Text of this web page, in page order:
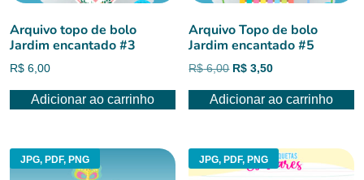
Arquivo topo de bolo
Jardim encantado #3
R$ 6,00
Adicionar ao carrinho
Arquivo Topo de bolo
Jardim encantado #5
R$6,00 O
original
R$ 3,50O
atual
Adicionar ao carrinho
JPG, PDF, PNG JPG, PDF, PNG